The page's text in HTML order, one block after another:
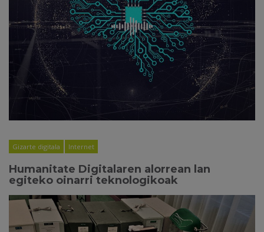
Gizarte digitala Internet
Humanitate Digitalaren alorrean lan
egiteko oinarri teknologikoak